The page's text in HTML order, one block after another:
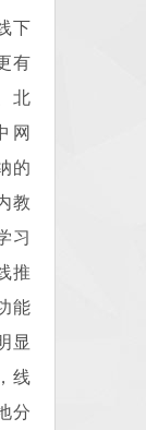
下
有
北
网
的
教
习
推
能
显
线
分